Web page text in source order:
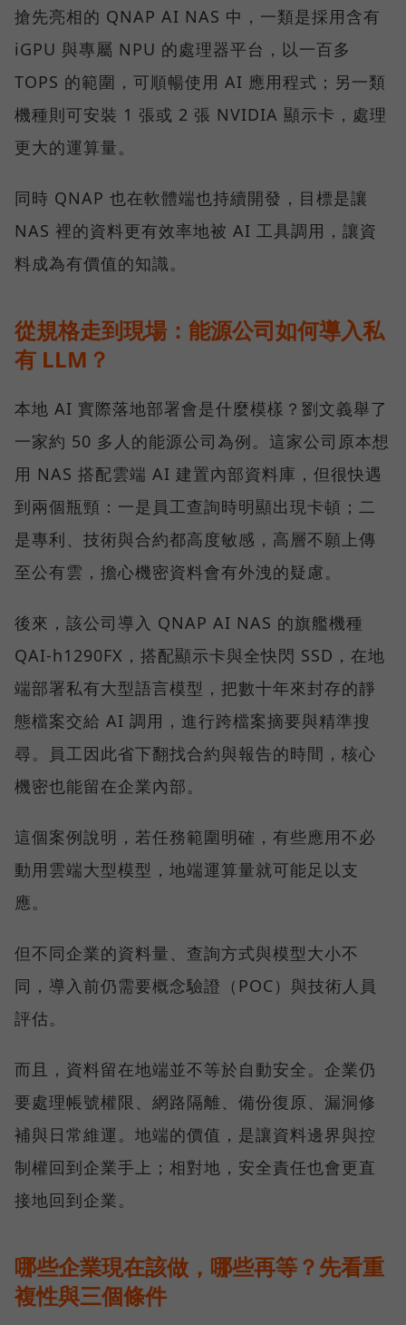
搶先亮相的 QNAP AI NAS 中，一類是採用含有
iGPU 與專屬 NPU 的處理器平台，以一百多
TOPS 的範圍，可順暢使用 AI 應用程式；另一類
機種則可安裝 1 張或 2 張 NVIDIA 顯示卡，處理
更大的運算量。
同時 QNAP 也在軟體端也持續開發，目標是讓
NAS 裡的資料更有效率地被 AI 工具調用，讓資
料成為有價值的知識。
從規格走到現場：能源公司如何導入私
有 LLM？
本地 AI 實際落地部署會是什麼模樣？劉文義舉了
一家約 50 多人的能源公司為例。這家公司原本想
用 NAS 搭配雲端 AI 建置內部資料庫，但很快遇
到兩個瓶頸：一是員工查詢時明顯出現卡頓；二
是專利、技術與合約都高度敏感，高層不願上傳
至公有雲，擔心機密資料會有外洩的疑慮。
後來，該公司導入 QNAP AI NAS 的旗艦機種
QAI-h1290FX，搭配顯示卡與全快閃 SSD，在地
端部署私有大型語言模型，把數十年來封存的靜
態檔案交給 AI 調用，進行跨檔案摘要與精準搜
尋。員工因此省下翻找合約與報告的時間，核心
機密也能留在企業內部。
這個案例說明，若任務範圍明確，有些應用不必
動用雲端大型模型，地端運算量就可能足以支
應。
但不同企業的資料量、查詢方式與模型大小不
同，導入前仍需要概念驗證（POC）與技術人員
評估。
而且，資料留在地端並不等於自動安全。企業仍
要處理帳號權限、網路隔離、備份復原、漏洞修
補與日常維運。地端的價值，是讓資料邊界與控
制權回到企業手上；相對地，安全責任也會更直
接地回到企業。
哪些企業現在該做，哪些再等？先看重
複性與三個條件